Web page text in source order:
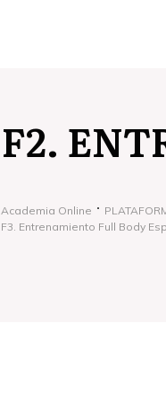
F2.
Academia Online
F3. Entrenamiento Full Body